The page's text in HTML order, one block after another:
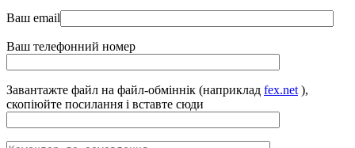
Ваш email
Ваш телефонний номер
Завантажте файл на файл-обміннік (наприклад fex.net ),
скопіюйте посилання і вставте сюди